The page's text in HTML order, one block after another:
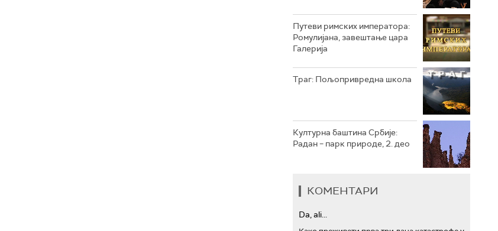
РТС ПОЛЕТАРАЦ
Путеви римских императора:
Ромулијана, завештање цара
Галерија
Траг: Пољопривредна школа
Културна баштина Србије:
Радан – парк природе, 2. део
КОМЕНТАРИ
Da, ali...